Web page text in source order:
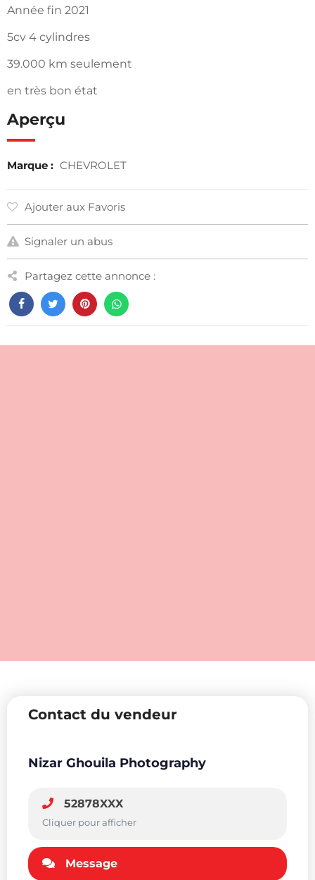
Année fin 2021
5cv 4 cylindres
39.000 km seulement
en très bon état
Aperçu
Marque : CHEVROLET
Ajouter aux Favoris
Signaler un abus
Partagez cette annonce :
Contact du vendeur
Nizar Ghouila Photography
52878XXX
Cliquer pour afficher
Message